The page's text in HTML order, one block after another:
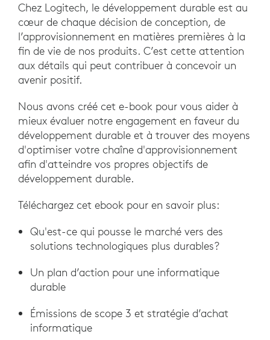
Chez Logitech, le développement durable est au
cœur de chaque décision de conception, de
l’approvisionnement en matières premières à la
fin de vie de nos produits. C’est cette attention
aux détails qui peut contribuer à concevoir un
avenir positif.
Nous avons créé cet e-book pour vous aider à
mieux évaluer notre engagement en faveur du
développement durable et à trouver des moyens
d'optimiser votre chaîne d'approvisionnement
afin d'atteindre vos propres objectifs de
développement durable.
Téléchargez cet ebook pour en savoir plus:
Qu'est-ce qui pousse le marché vers des
solutions technologiques plus durables?
Un plan d’action pour une informatique
durable
Émissions de scope 3 et stratégie d’achat
informatique